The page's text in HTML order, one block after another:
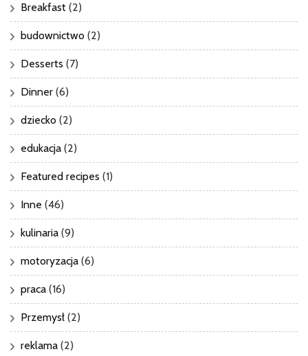
Breakfast (2)
budownictwo (2)
Desserts (7)
Dinner (6)
dziecko (2)
edukacja (2)
Featured recipes (1)
Inne (46)
kulinaria (9)
motoryzacja (6)
praca (16)
Przemysł (2)
reklama (2)